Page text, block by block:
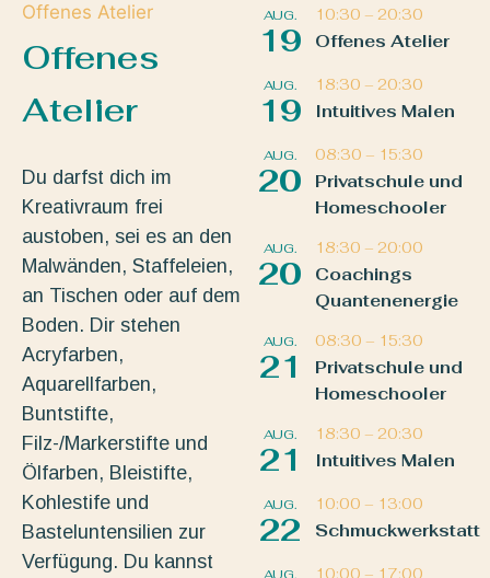
Offenes Atelier
Offenes
Atelier
Du darfst dich im
Kreativraum frei
austoben, sei es an den
Malwänden, Staffeleien,
an Tischen oder auf dem
Boden. Dir stehen
Acryfarben,
Aquarellfarben,
Buntstifte,
Filz-/Markerstifte und
Ölfarben, Bleistifte,
Kohlestife und
Basteluntensilien zur
Verfügung. Du kannst
AUG.
19
10:30 – 20:30
Offenes Atelier
AUG.
19
18:30 – 20:30
Intuitives Malen
AUG.
20
08:30 – 15:30
Privatschule und
Homeschooler
AUG.
20
18:30 – 20:00
Coachings
Quantenenergie
AUG.
21
08:30 – 15:30
Privatschule und
Homeschooler
AUG.
21
18:30 – 20:30
Intuitives Malen
AUG.
22
10:00 – 13:00
Schmuckwerkstatt